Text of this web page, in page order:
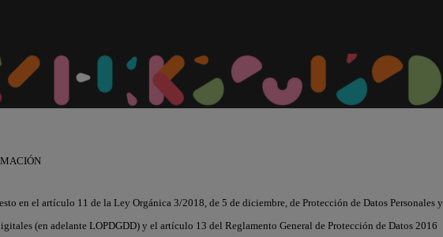
en el artículo 11 de la Ley Orgánica 3/2018, de 5 de diciembre, de Protección de Datos Personales y
(en adelante LOPDGDD) y el artículo 13 del Reglamento General de Protección de Datos 2016